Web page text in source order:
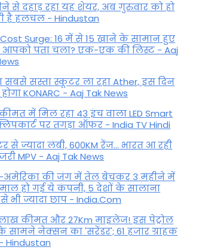
राशिफल आज, 20 मार्च,
– गहराई में गोता लगाएँ
से कहीं अधिक जुड़ें!
से दहाड़ रहा यह शेयर, अब गुरुवार को हो
है हलचल - Hindustan
Cost Surge: 16 में से 15 खाने के सामान हुए
पता चला? एक-एक की लिस्ट - Aaj
सबसे सस्ता स्कूटर ला रहा Ather, इस दिन
KONARC - Aaj Tak News
में मिल रहा 43 इंच वाला LED Smart
पर तगड़ा ऑफर - India TV Hindi
से ज्यादा लंबी, 600KM रेंज... भारत आ रही
MPV - Aaj Tak News
अमेरिका की जंग में तेल बेचकर 3 महीने में
हो गई ये कंपनी, 5 देशों के सालाना
भी ज्यादा छाप - India.Com
लाख कीमत और 27Km माइलेज! इस पेट्रोल
सामने नेक्सन का 'सरेंडर'; 61 हजार ग्राहक
Hindustan